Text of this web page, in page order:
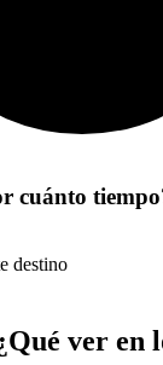
cuánto
destino
ver en